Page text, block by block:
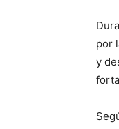
por
y